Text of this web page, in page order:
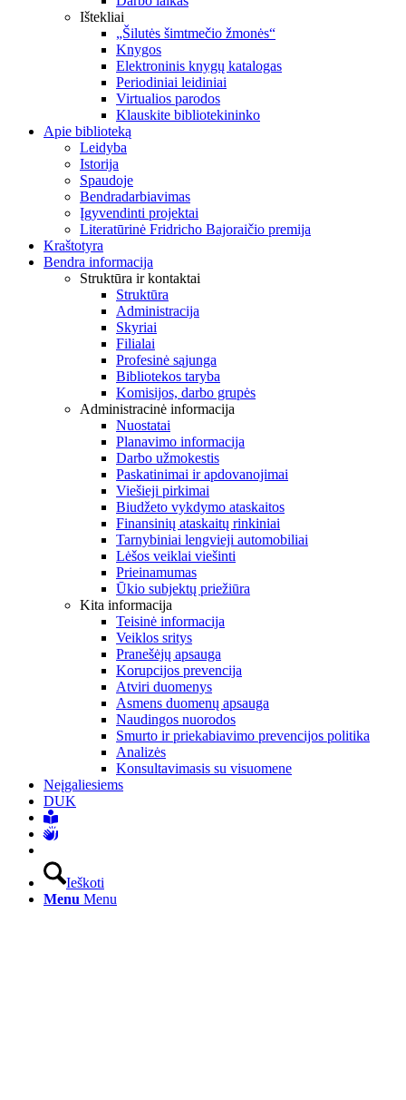
Ištekliai
„Šilutės šimtmečio žmonės“
Knygos
Elektroninis knygų katalogas
Periodiniai leidiniai
Virtualios parodos
Klauskite bibliotekininko
Apie biblioteką
Leidyba
Istorija
Spaudoje
Bendradarbiavimas
Įgyvendinti projektai
Literatūrinė Fridricho Bajoraičio premija
Kraštotyra
Bendra informacija
Struktūra ir kontaktai
Struktūra
Administracija
Skyriai
Filialai
Profesinė sąjunga
Bibliotekos taryba
Komisijos, darbo grupės
Administracinė informacija
Nuostatai
Planavimo informacija
Darbo užmokestis
Paskatinimai ir apdovanojimai
Viešieji pirkimai
Biudžeto vykdymo ataskaitos
Finansinių ataskaitų rinkiniai
Tarnybiniai lengvieji automobiliai
Lėšos veiklai viešinti
Prieinamumas
Ūkio subjektų priežiūra
Kita informacija
Teisinė informacija
Veiklos sritys
Pranešėjų apsauga
Korupcijos prevencija
Atviri duomenys
Asmens duomenų apsauga
Naudingos nuorodos
Smurto ir priekabiavimo prevencijos politika
Analizės
Konsultavimasis su visuomene
Neįgaliesiems
DUK
Ieškoti
Menu Menu